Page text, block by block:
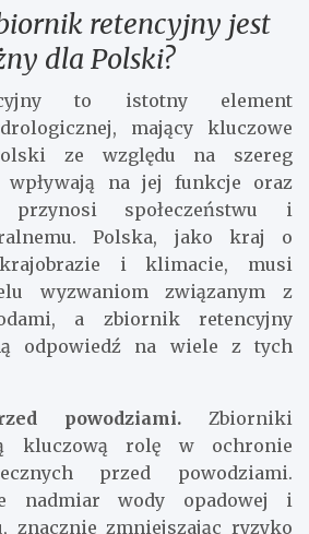
retencyjny jest
dla Polski?
to istotny element
mający kluczowe
ze względu na szereg
wpływają na jej funkcje oraz
społeczeństwu i
Polska, jako kraj o
i klimacie, musi
wyzwaniom związanym z
a zbiornik retencyjny
odpowiedź na wiele z tych
powodziami. Zbiorniki
kluczową rolę w ochronie
przed powodziami.
nadmiar wody opadowej i
znacznie zmniejszając ryzyko